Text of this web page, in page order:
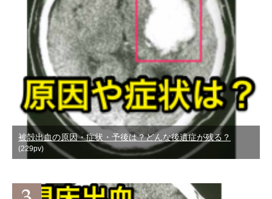
被殻出血の原因・症状・予後は？どんな後遺症が残る？
(229pv)